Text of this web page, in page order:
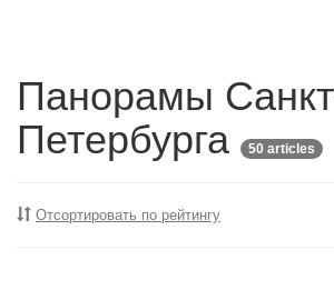
Панорамы
Петербурга
50 articles
Отсортировать по рейтингу